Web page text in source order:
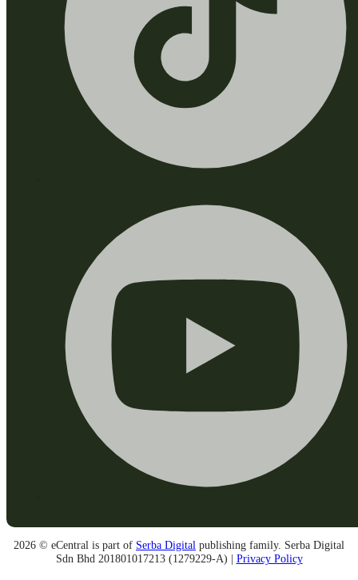
2026 © eCentral is part of Serba Digital publishing family. Serba Digital
Sdn Bhd 201801017213 (1279229-A) | Privacy Policy